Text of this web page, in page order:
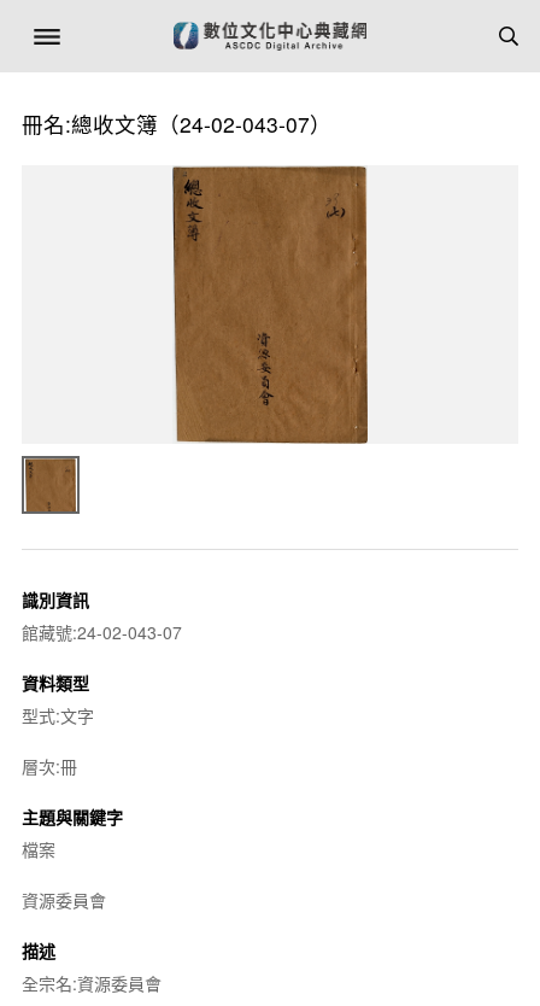
冊名:總收文簿（24-02-043-07）
識別資訊
館藏號:24-02-043-07
資料類型
型式:文字
層次:冊
主題與關鍵字
檔案
資源委員會
描述
全宗名:資源委員會